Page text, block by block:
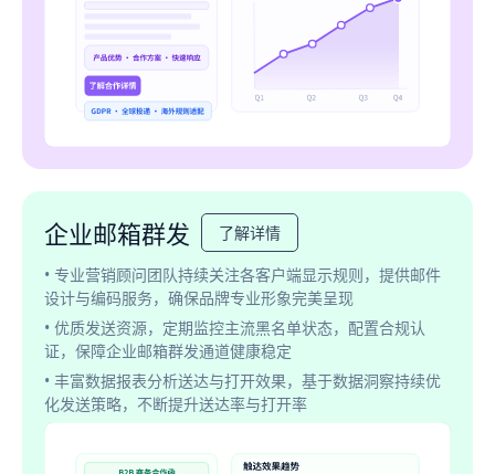
企业邮箱群发
了解详情
• 专业营销顾问团队持续关注各客户端显示规则，提供邮件
设计与编码服务，确保品牌专业形象完美呈现
• 优质发送资源，定期监控主流黑名单状态，配置合规认
证，保障企业邮箱群发通道健康稳定
• 丰富数据报表分析送达与打开效果，基于数据洞察持续优
化发送策略，不断提升送达率与打开率